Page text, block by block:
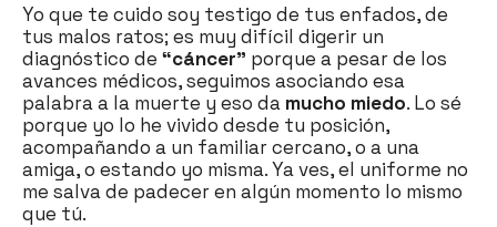
Yo que te cuido soy testigo de tus enfados, de
tus malos ratos; es muy difícil digerir un
diagnóstico de “cáncer” porque a pesar de los
avances médicos, seguimos asociando esa
palabra a la muerte y eso da mucho miedo. Lo sé
porque yo lo he vivido desde tu posición,
acompañando a un familiar cercano, o a una
amiga, o estando yo misma. Ya ves, el uniforme no
me salva de padecer en algún momento lo mismo
que tú.